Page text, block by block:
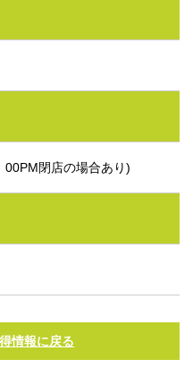
閉店の場合あり)
情報に戻る